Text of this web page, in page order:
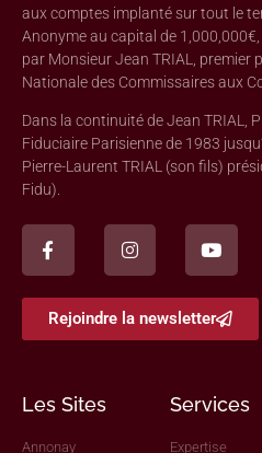
aux comptes implanté sur tout le
Anonyme au capital de
par Monsieur Jean TRIAL, premier
Nationale des Commissaires aux
Dans la continuité de Jean TRIAL,
Fiduciaire Parisienne de 1983
Pierre-Laurent TRIAL (son fils)
Fidu).
Rejoindre la newsletter
Les Sites
Annonay
Services
Expertise